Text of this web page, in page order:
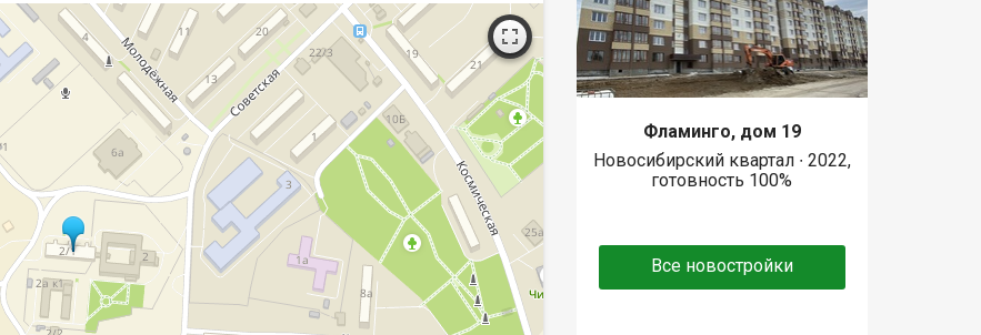
Фламинго, дом 19
Новосибирский квартал ∙ 2022,
готовность 100%
Все новостройки